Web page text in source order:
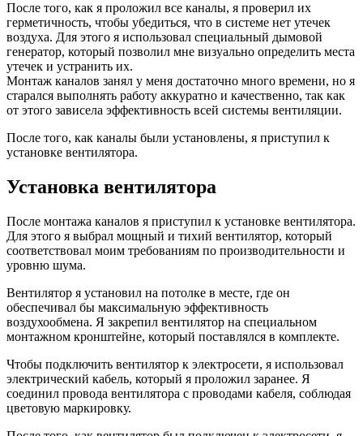
После того, как я проложил все каналы, я проверил их
герметичность, чтобы убедиться, что в системе нет утечек
воздуха. Для этого я использовал специальный дымовой
генератор, который позволил мне визуально определить места
утечек и устранить их.
Монтаж каналов занял у меня достаточно много времени, но я
старался выполнять работу аккуратно и качественно, так как
от этого зависела эффективность всей системы вентиляции.
После того, как каналы были установлены, я приступил к
установке вентилятора.
Установка вентилятора
После монтажа каналов я приступил к установке вентилятора.
Для этого я выбрал мощный и тихий вентилятор, который
соответствовал моим требованиям по производительности и
уровню шума.
Вентилятор я установил на потолке в месте, где он
обеспечивал бы максимальную эффективность
воздухообмена. Я закрепил вентилятор на специальном
монтажном кронштейне, который поставлялся в комплекте.
Чтобы подключить вентилятор к электросети, я использовал
электрический кабель, который я проложил заранее. Я
соединил провода вентилятора с проводами кабеля, соблюдая
цветовую маркировку.